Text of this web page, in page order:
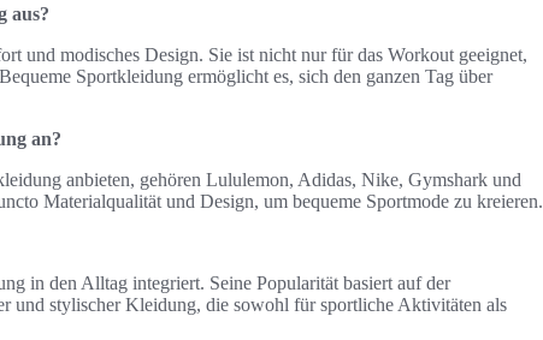
aus?
und modisches Design. Sie ist nicht nur für das Workout geeignet,
Sportkleidung ermöglicht es, sich den ganzen Tag über
an?
anbieten, gehören Lululemon, Adidas, Nike, Gymshark und
Materialqualität und Design, um bequeme Sportmode zu kreieren.
in den Alltag integriert. Seine Popularität basiert auf der
und stylischer Kleidung, die sowohl für sportliche Aktivitäten als